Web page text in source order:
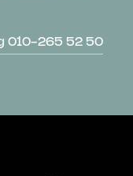
010-265 52 50